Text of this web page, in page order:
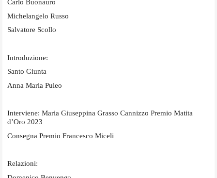
Carlo Buonauro
Michelangelo Russo
Salvatore Scollo
Introduzione:
Santo Giunta
Anna Maria Puleo
Interviene: Maria Giuseppina Grasso Cannizzo Premio Matita
d’Oro 2023
Consegna Premio Francesco Miceli
Relazioni: